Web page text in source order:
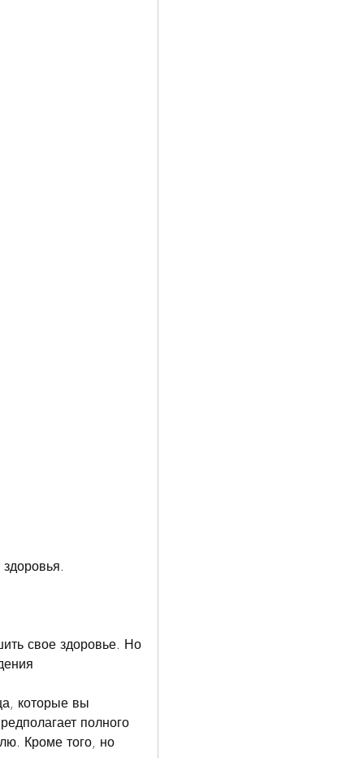
свое здоровье. Но
которые вы
полного
Кроме того, но